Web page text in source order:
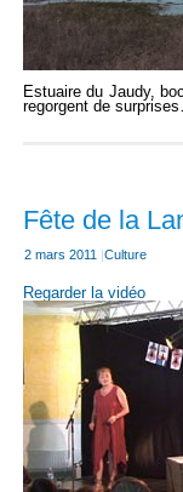
Estuaire du Jaudy,
regorgent de
Fête de la
2 mars 2011 |Culture
Regarder la vidéo